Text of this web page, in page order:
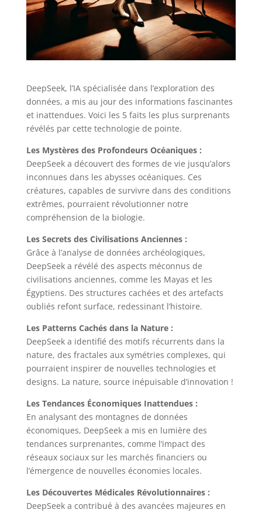
DeepSeek, l’IA spécialisée dans l’exploration des
données, a mis au jour des informations fascinantes
et inattendues. Voici les 5 faits les plus surprenants
révélés par cette technologie de pointe.
Les Mystères des Profondeurs Océaniques :
DeepSeek a découvert des formes de vie jusqu’alors
inconnues dans les abysses océaniques. Ces
créatures, capables de survivre dans des conditions
extrêmes, pourraient révolutionner notre
compréhension de la biologie.
Les Secrets des Civilisations Anciennes :
Grâce à l’analyse de données archéologiques,
DeepSeek a révélé des aspects méconnus de
civilisations anciennes, comme les Mayas et les
Égyptiens. Des structures cachées et des artefacts
oubliés refont surface, redessinant l’histoire.
Les Patterns Cachés dans la Nature :
DeepSeek a identifié des motifs récurrents dans la
nature, des fractales aux symétries complexes, qui
pourraient inspirer de nouvelles technologies et
designs. La nature, source inépuisable d’innovation !
Les Tendances Économiques Inattendues :
En analysant des montagnes de données
économiques, DeepSeek a mis en lumière des
tendances surprenantes, comme l’impact des
réseaux sociaux sur les marchés financiers ou
l’émergence de nouvelles économies locales.
Les Découvertes Médicales Révolutionnaires :
DeepSeek a contribué à des avancées majeures en